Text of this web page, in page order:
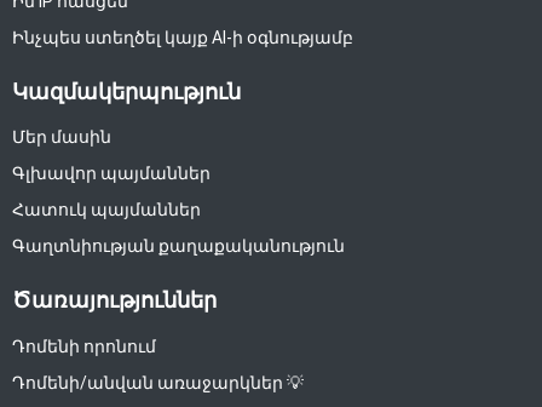
Ինչպես ստեղծել կայք AI-ի օգնությամբ
Կազմակերպություն
Մեր մասին
Գլխավոր պայմաններ
Հատուկ պայմաններ
Գաղտնիության քաղաքականություն
Ծառայություններ
Դոմենի որոնում
Դոմենի/անվան առաջարկներ 💡